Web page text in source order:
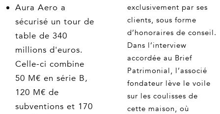
exclusivement par ses
clients, sous forme
d’honoraires de conseil.
Dans l’interview
accordée au Brief
Patrimonial, l’associé
fondateur lève le voile
sur les coulisses de
cette maison, où
Aura Aero a
sécurisé un tour de
table de 340
millions d'euros.
Celle-ci combine
50 M€ en série B,
120 M€ de
subventions et 170